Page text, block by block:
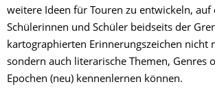
weitere Ideen für Touren zu entwickeln, auf
Schülerinnen und Schüler beidseits der
kartographierten Erinnerungszeichen nicht
sondern auch literarische Themen, Genres
Epochen (neu) kennenlernen können.